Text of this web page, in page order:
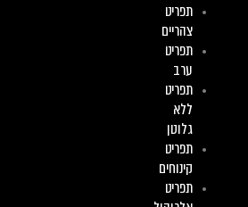
תפריט
צהריים
תפריט
ערב
תפריט
ללא
גלוטן
תפריט
קינוחים
תפריט